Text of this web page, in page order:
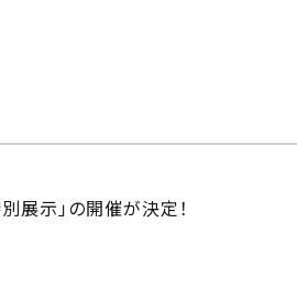
展示」の開催が決定！